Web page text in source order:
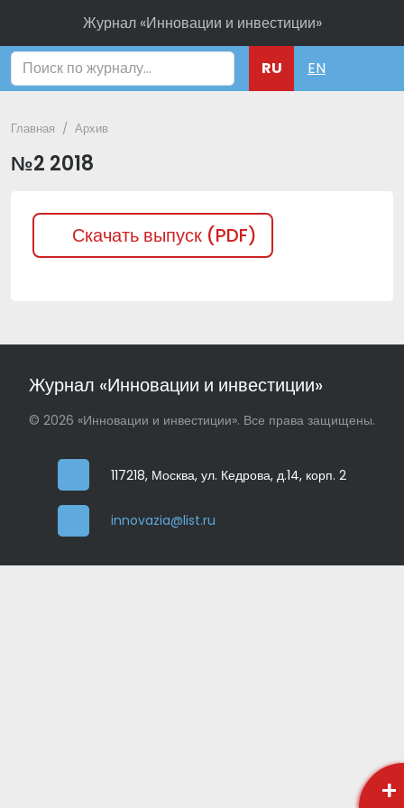
Журнал «Инновации и инвестиции»
RU EN
Главная Архив
№2 2018
Скачать выпуск (PDF)
Журнал «Инновации и инвестиции»
© 2026 «Инновации и инвестиции». Все права защищены.
117218, Москва, ул. Кедрова, д.14, корп. 2
innovazia@list.ru
+